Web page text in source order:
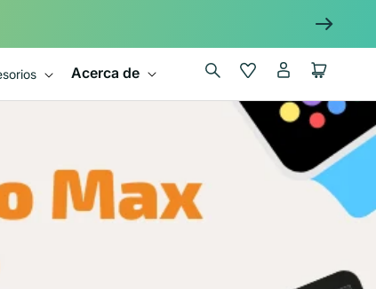
Acerca de Wishlist
sesión
Carrito